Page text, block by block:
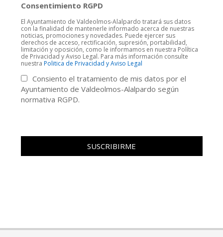
Consentimiento RGPD
El Ayuntamiento de Valdeolmos-Alalpardo tratará sus datos
con la finalidad de mantenerle informado acerca de nuestras
noticias, promociones y novedades. Puede ejercer sus
derechos de acceso, rectificación, supresión, portabilidad,
limitación y oposición, como le informamos en nuestra Política
de Privacidad y Aviso Legal. Para más información consulte
nuestra Politica de Privacidad y Aviso Legal
Consiento el tratamiento de mis datos por el
Ayuntamiento de Valdeolmos-Alalpardo según
normativa RGPD.